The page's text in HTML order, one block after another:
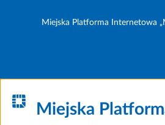
Miejska Platforma Internetowa
Miejska